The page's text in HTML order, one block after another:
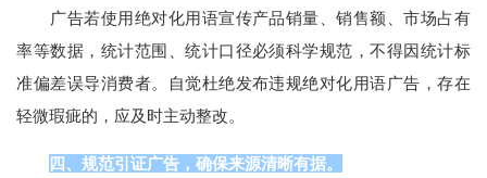
广告若使用绝对化用语宣传产品销量、销售额、市场占有
率等数据，统计范围、统计口径必须科学规范，不得因统计标
准偏差误导消费者。自觉杜绝发布违规绝对化用语广告，存在
轻微瑕疵的，应及时主动整改。
四、规范引证广告，确保来源清晰有据。